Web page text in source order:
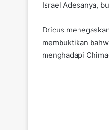
Israel Adesanya,
Dricus
membuktikan
menghadapi